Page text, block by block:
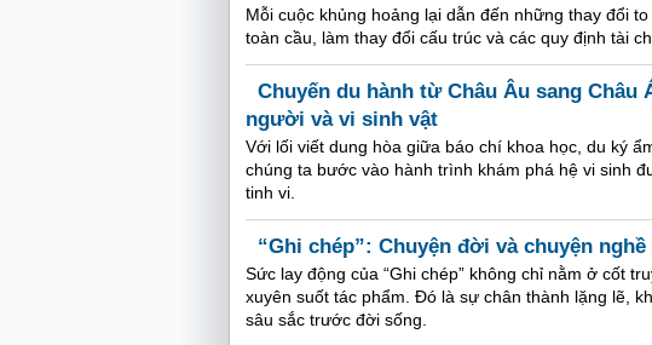
Mỗi cuộc khủng hoảng lại dẫn đến những thay đổi
toàn cầu, làm thay đổi cấu trúc và các quy định tài
Chuyến du hành từ Châu Âu sang Châu
người và vi sinh vật
Với lối viết dung hòa giữa báo chí khoa học, du ký
chúng ta bước vào hành trình khám phá hệ vi sinh
tinh vi.
“Ghi chép”: Chuyện đời và chuyện
Sức lay động của “Ghi chép” không chỉ nằm ở cốt
xuyên suốt tác phẩm. Đó là sự chân thành lặng lẽ,
sâu sắc trước đời sống.